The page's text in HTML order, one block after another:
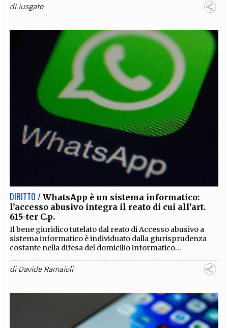
di iusgate
DIRITTO / WhatsApp è un sistema informatico:
l’accesso abusivo integra il reato di cui all’art.
615-ter C.p.
Il bene giuridico tutelato dal reato di Accesso abusivo a
sistema informatico è individuato dalla giurisprudenza
costante nella difesa del domicilio informatico...
diDavide Ramaioli